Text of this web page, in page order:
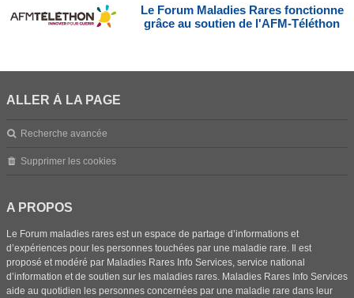
Le Forum Maladies Rares fonctionne
grâce au soutien de l'AFM-Téléthon
ALLER À LA PAGE
Recherche avancée
Supprimer les cookies
A PROPOS
Le Forum maladies rares est un espace de partage d’informations et
d’expériences pour les personnes touchées par une maladie rare. Il est
proposé et modéré par Maladies Rares Info Services, service national
d’information et de soutien sur les maladies rares. Maladies Rares Info Services
aide au quotidien les personnes concernées par une maladie rare dans leur